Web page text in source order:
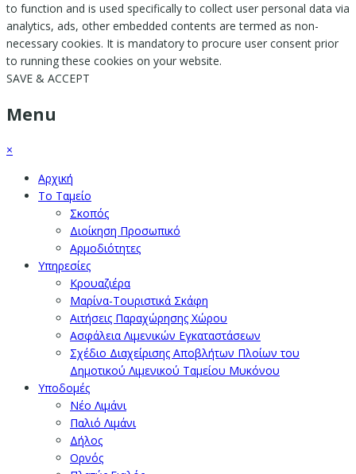
to function and is used specifically to collect user personal data via
analytics, ads, other embedded contents are termed as non-
necessary cookies. It is mandatory to procure user consent prior
to running these cookies on your website.
SAVE & ACCEPT
Menu
×
Αρχική
Το Ταμείο
Σκοπός
Διοίκηση Προσωπικό
Αρμοδιότητες
Υπηρεσίες
Κρουαζιέρα
Μαρίνα-Τουριστικά Σκάφη
Αιτήσεις Παραχώρησης Χώρου
Ασφάλεια Λιμενικών Εγκαταστάσεων
Σχέδιο Διαχείρισης Αποβλήτων Πλοίων του
Δημοτικού Λιμενικού Ταμείου Μυκόνου
Υποδομές
Νέο Λιμάνι
Παλιό Λιμάνι
Δήλος
Ορνός